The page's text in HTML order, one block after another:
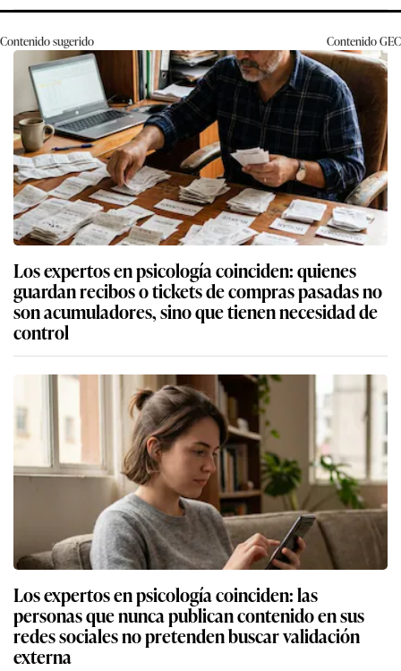
Contenido sugerido ContenidoGEC
Los expertos en psicología coinciden: quienes
guardan recibos o tickets de compras pasadas no
son acumuladores, sino que tienen necesidad de
control
Los expertos en psicología coinciden: las
personas que nunca publican contenido en sus
redes sociales no pretenden buscar validación
externa